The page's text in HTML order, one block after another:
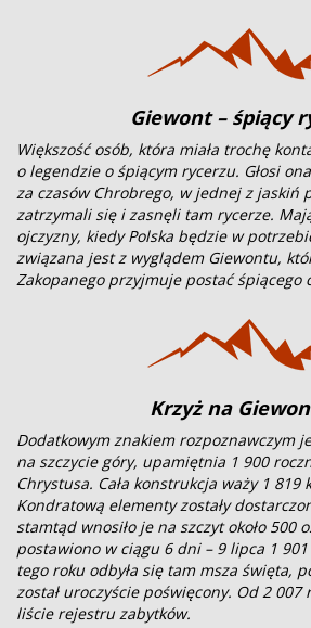
Giewont – śpiący
Większość osób, która miała trochę
o legendzie o śpiącym rycerzu. Głosi
za czasów Chrobrego, w jednej z jaskiń
zatrzymali się i zasnęli tam rycerze.
ojczyzny, kiedy Polska będzie w
związana jest z wyglądem Giewontu,
Zakopanego przyjmuje postać śpiącego
Krzyż na
Dodatkowym znakiem rozpoznawczym
na szczycie góry, upamiętnia 1 900
Chrystusa. Cała konstrukcja waży 1 819
Kondratową elementy zostały
stamtąd wnosiło je na szczyt około 500
postawiono w ciągu 6 dni – 9 lipca 1
tego roku odbyła się tam msza święta,
został uroczyście poświęcony. Od 2
liście rejestru zabytków.